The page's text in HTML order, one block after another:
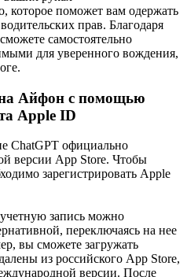
которое поможет вам одержать
прав. Благодаря
самостоятельно
для уверенного вождения,
Айфон с помощью
Apple ID
ChatGPT официально
версии App Store. Чтобы
зарегистрировать Apple
запись можно
переключаясь на нее
вы сможете загружать
из российского App Store,
версии. После